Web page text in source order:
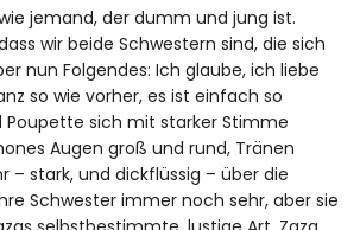
jemand, der dumm und jung ist.
wir beide Schwestern sind, die sich
nun Folgendes: Ich glaube, ich liebe
so wie vorher, es ist einfach so
Poupette sich mit starker Stimme
Augen groß und rund, Tränen
– stark, und dickflüssig – über die
Schwester immer noch sehr, aber sie